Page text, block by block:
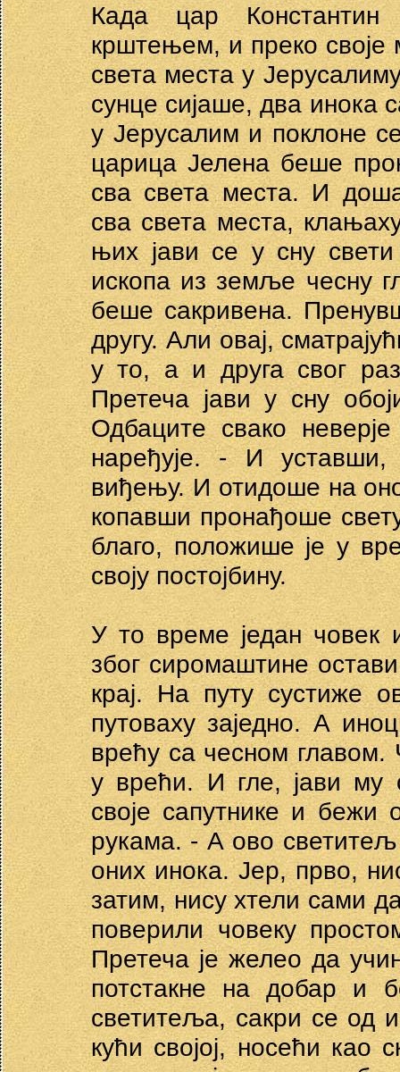
Када цар
крштењем, и преко своје
света места у
сунце сијаше, два инока
у Јерусалим и поклоне
царица Јелена беше
сва света места. И
сва света места,
њих јави се у сну
ископа из земље чесну
беше сакривена.
другу. Али овај,
у то, а и друга свог
Претеча јави у сну
Одбаците свако
наређује. - И
виђењу. И отидоше на
копавши пронађоше
благо, положише је у
своју постојбину.
У то време један човек
због сиромаштине
крај. На путу сустиже
путоваху заједно. А
врећу са чесном главом.
у врећи. И гле, јави му
своје сапутнике и
рукама. - А ово
оних инока. Јер, прво,
затим, нису хтели сами
поверили човеку
Претеча је желео да
потстакне на добар и
светитеља, сакри се од
кући својој, носећи као